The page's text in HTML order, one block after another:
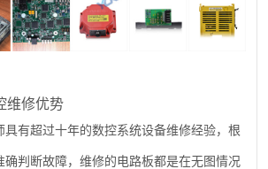
维修优势
具有超过十年的数控系统设备维修经验，根
确判断故障，维修的电路板都是在无图情况